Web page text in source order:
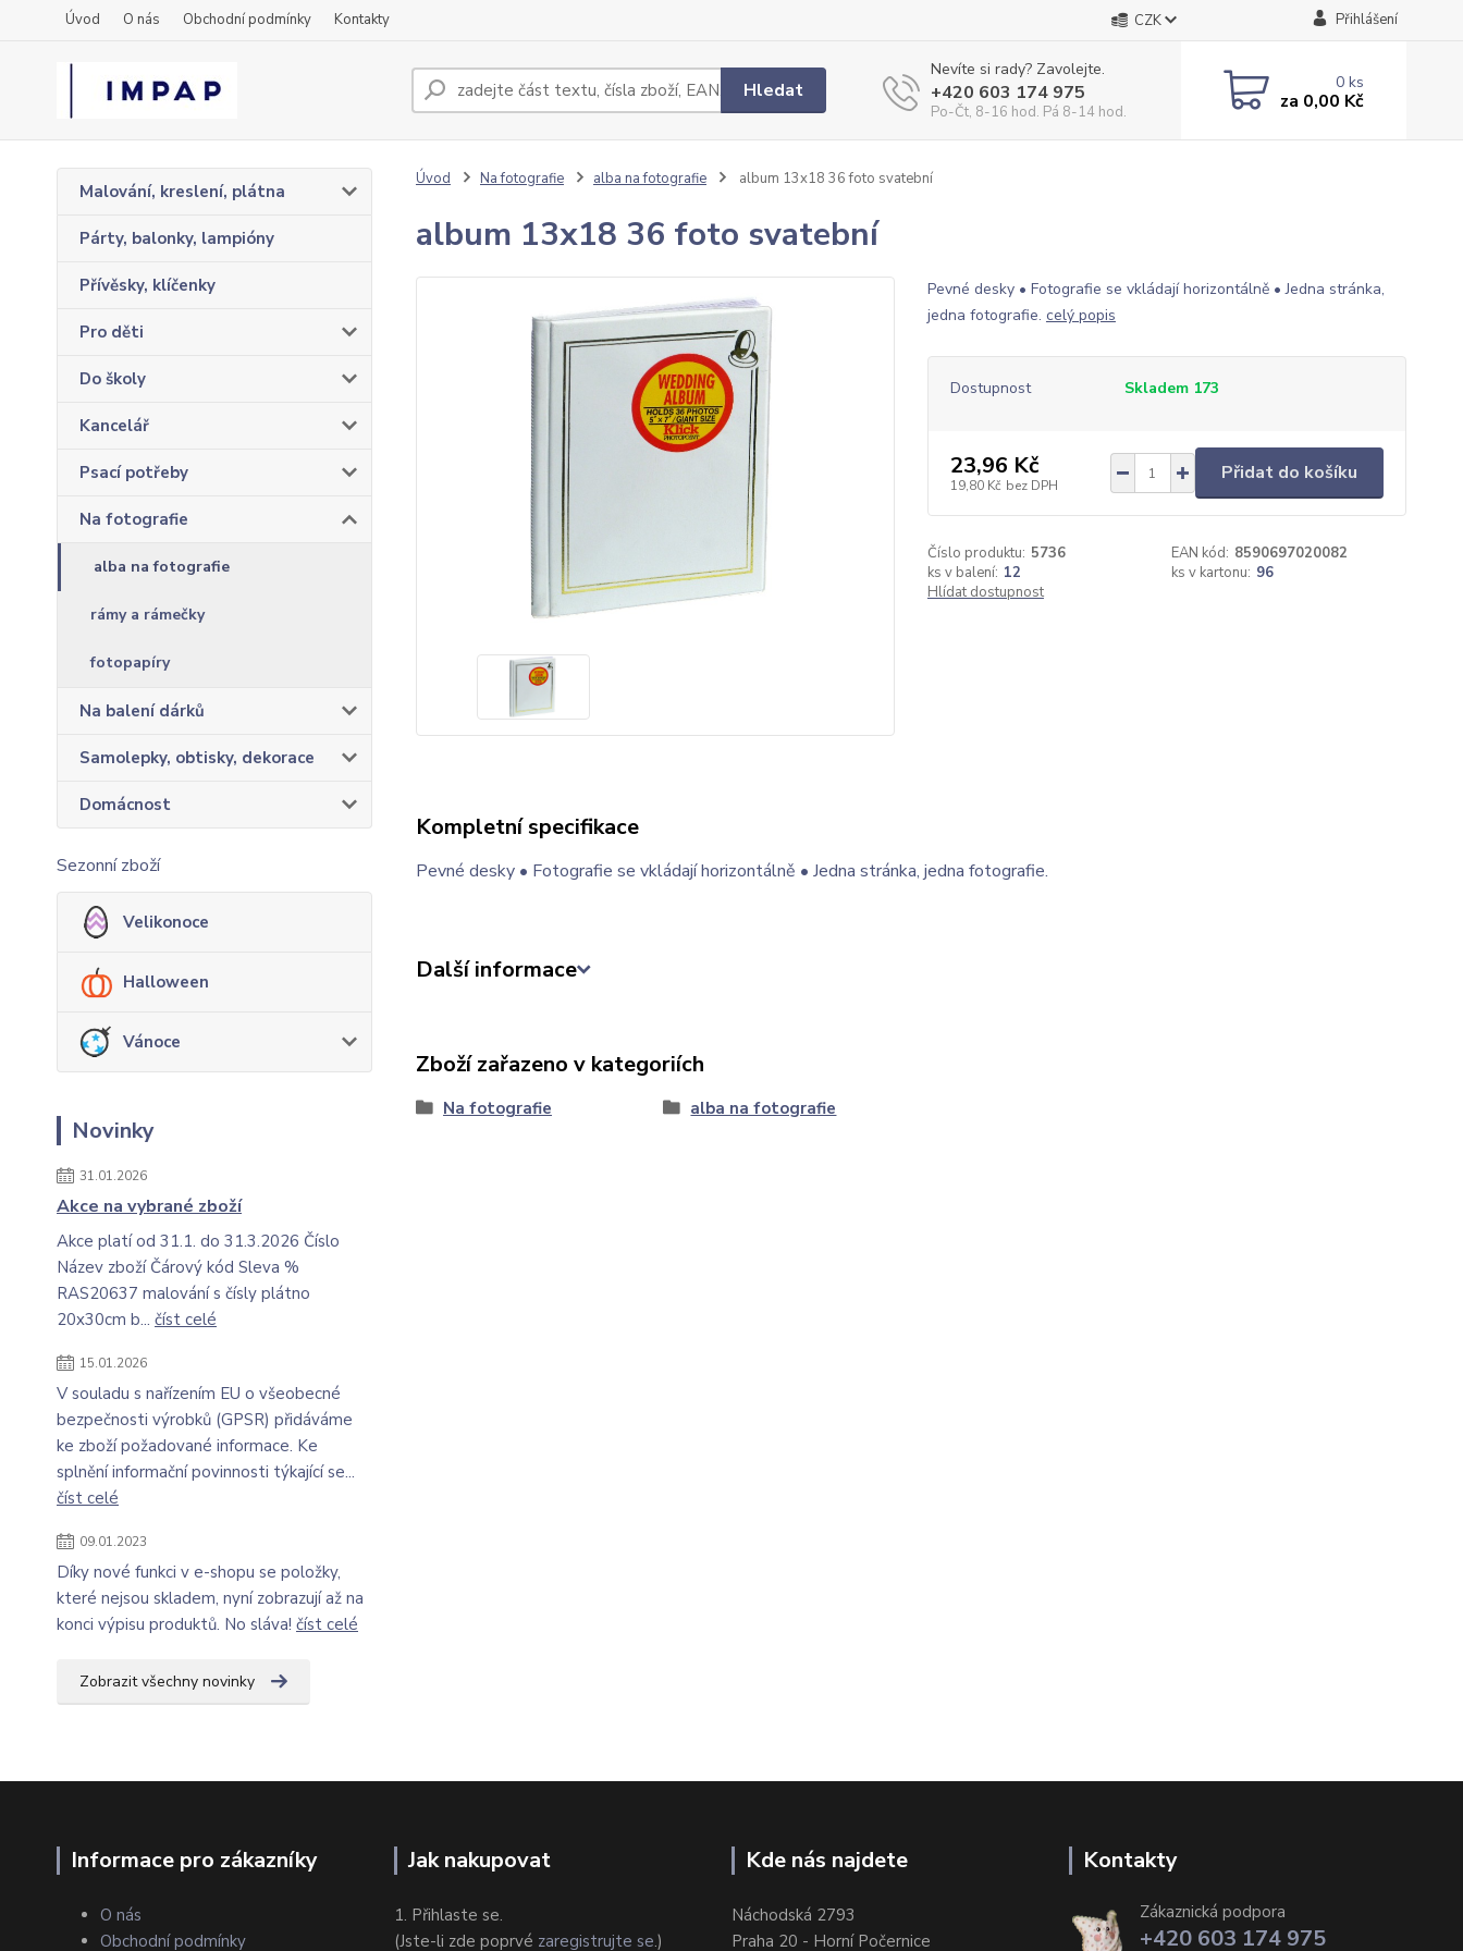
Úvod O nás Obchodní podmínky Kontakty CZK Přihlášení
Hledat
Nevíte si rady? Zavolejte.
+420 603 174 975
Po-Čt, 8-16 hod. Pá 8-14 hod.
0ks
za 0,00 Kč
Malování, kreslení, plátna
Párty, balonky, lampióny
Přívěsky, klíčenky
Pro děti
Do školy
Kancelář
Psací potřeby
Na fotografie
alba na fotografie
rámy a rámečky
fotopapíry
Na balení dárků
Samolepky, obtisky, dekorace
Domácnost
Sezonní zboží
Velikonoce
Halloween
Vánoce
Novinky
31.01.2026
Akce na vybrané zboží
Akce platí od 31.1. do 31.3.2026 Číslo
Název zboží Čárový kód Sleva %
RAS20637 malování s čísly plátno
20x30cm b... číst celé
15.01.2026
V souladu s nařízením EU o všeobecné
bezpečnosti výrobků (GPSR) přidáváme
ke zboží požadované informace. Ke
splnění informační povinnosti týkající se...
číst celé
09.01.2023
Díky nové funkci v e-shopu se položky,
které nejsou skladem, nyní zobrazují až na
konci výpisu produktů. No sláva! číst celé
Zobrazit všechny novinky
Úvod Na fotografie alba na fotografie album 13x18 36 foto svatební
album 13x18 36 foto svatební
Pevné desky • Fotografie se vkládají horizontálně • Jedna stránka,
jedna fotografie. celý popis
Dostupnost Skladem 173
23,96 Kč
19,80 Kč bez DPH
Přidat do košíku
Číslo produktu: 5736 EAN kód: 8590697020082
ks v balení: 12 ks v kartonu: 96
Hlídat dostupnost
Kompletní specifikace
Pevné desky • Fotografie se vkládají horizontálně • Jedna stránka, jedna fotografie.
Další informace
Zboží zařazeno v kategoriích
Na fotografie alba na fotografie
Informace pro zákazníky
O nás
Obchodní podmínky
Jak nakupovat
1. Přihlaste se.
(Jste-li zde poprvé zaregistrujte se.)
Kde nás najdete
Náchodská 2793
Praha 20 - Horní Počernice
Kontakty
Zákaznická podpora
+420 603 174 975